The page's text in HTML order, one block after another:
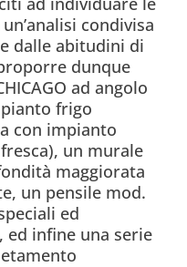
condivisa
dalle abitudini di
dunque
ad angolo
frigo
con impianto
un murale
maggiorata
un pensile mod.
ed
ed infine una serie